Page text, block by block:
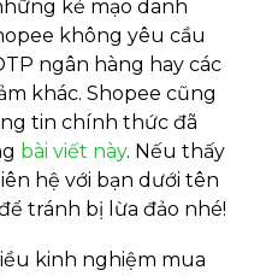
kẻ mạo danh
không yêu cầu
ngân hàng hay các
khác. Shopee cũng
tin chính thức đã
bài viết này. Nếu thấy
hệ với bạn dưới tên
tránh bị lừa đảo nhé!
kinh nghiệm mua